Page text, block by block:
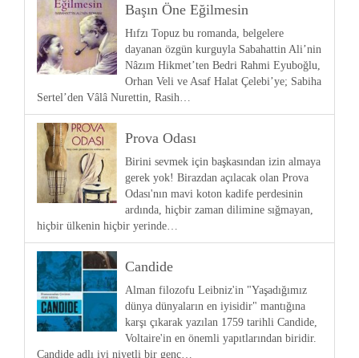
Başın Öne Eğilmesin
Hıfzı Topuz bu romanda, belgelere
dayanan özgün kurguyla Sabahattin Ali’nin
Nâzım Hikmet’ten Bedri Rahmi Eyuboğlu,
Orhan Veli ve Asaf Halat Çelebi’ye; Sabiha
Sertel’den Vâlâ Nurettin, Rasih…
Prova Odası
Birini sevmek için başkasından izin almaya
gerek yok! Birazdan açılacak olan Prova
Odası'nın mavi koton kadife perdesinin
ardında, hiçbir zaman dilimine sığmayan,
hiçbir ülkenin hiçbir yerinde…
Candide
Alman filozofu Leibniz'in "Yaşadığımız
dünya dünyaların en iyisidir" mantığına
karşı çıkarak yazılan 1759 tarihli Candide,
Voltaire'in en önemli yapıtlarından biridir.
Candide adlı iyi niyetli bir genç…